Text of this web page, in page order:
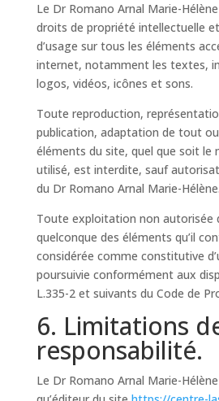
Le Dr Romano Arnal Marie-
droits de propriété intellectuelle
d’usage sur tous les éléments
internet, notamment les textes,
logos, vidéos, icônes et sons.
Toute reproduction,
publication, adaptation de tout
éléments du site, quel que soit le
utilisé, est interdite, sauf
du Dr Romano Arnal Marie-Hélène.
Toute exploitation non autorisée
quelconque des éléments qu’il
considérée comme constitutive
poursuivie conformément aux
L.335-2 et suivants du Code de
6. Limitations
responsabilité.
Le Dr Romano Arnal Marie-